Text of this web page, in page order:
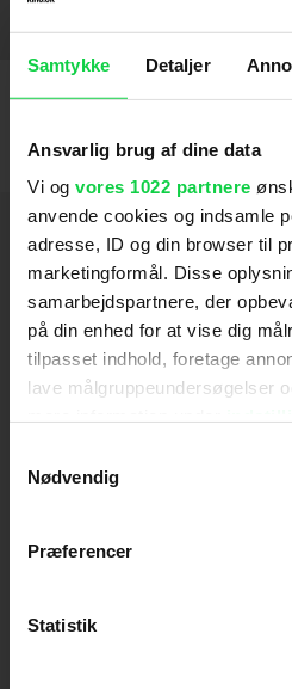
Samtykke Detaljer
Ansvarlig brug af dine data
Vi og vores 1022 partnere
anvende cookies og indsamle
adresse, ID og din browser til
marketingformål. Disse
samarbejdspartnere, der
på din enhed for at vise dig
tilpasset indhold, foretage
lave målgruppeundersøgelser
tilbage eller ændre indstillinger
"Cookiedeklaration", eller ved
Indsamle præcise
Identificere din enhed
Nødvendig
Præferencer
Statistik
Hold dig
Ved tilmelding
Kino.dks